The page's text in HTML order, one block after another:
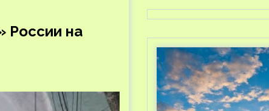
России на